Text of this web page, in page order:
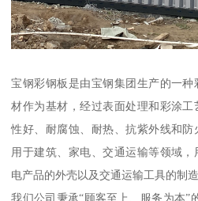
宝钢彩钢板是由宝钢集团生产的一
材作为基材，经过表面处理和彩涂
性好、耐腐蚀、耐热、抗紫外线和
用于建筑、家电、交通运输等领域
电产品的外壳以及交通运输工具的制造
我们公司秉承“顾客至上、服务为本”